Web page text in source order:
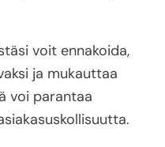
voit ennakoida,
ja mukauttaa
voi parantaa